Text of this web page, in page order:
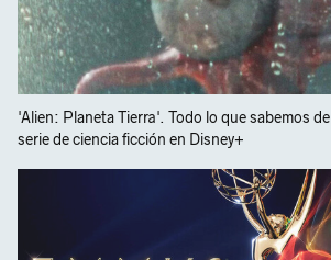
'Alien: Planeta Tierra'. Todo lo que sabemos
serie de ciencia ficción en Disney+